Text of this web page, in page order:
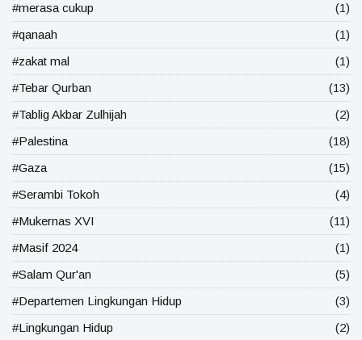
#merasa cukup
(1)
#qanaah
(1)
#zakat mal
(1)
#Tebar Qurban
(13)
#Tablig Akbar Zulhijah
(2)
#Palestina
(18)
#Gaza
(15)
#Serambi Tokoh
(4)
#Mukernas XVI
(11)
#Masif 2024
(1)
#Salam Qur'an
(5)
#Departemen Lingkungan Hidup
(3)
#Lingkungan Hidup
(2)